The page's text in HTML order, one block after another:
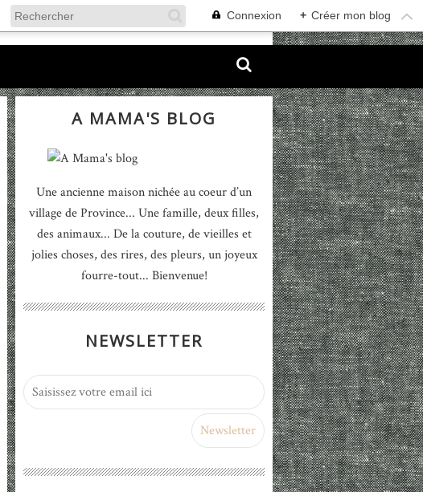
Connexion + Créer mon blog
A MAMA'S BLOG
Une ancienne maison nichée au coeur d’un
village de Province... Une famille, deux filles,
des animaux... De la couture, de vieilles et
jolies choses, des rires, des pleurs, un joyeux
fourre-tout... Bienvenue!
NEWSLETTER